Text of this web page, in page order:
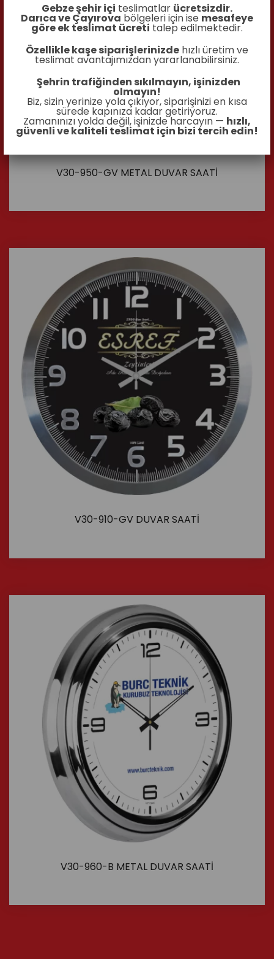
Gebze şehir içi teslimatlar ücretsizdir.
Darıca ve Çayırova bölgeleri için ise mesafeye
göre ek teslimat ücreti talep edilmektedir.
Özellikle kaşe siparişlerinizde hızlı üretim ve
teslimat avantajımızdan yararlanabilirsiniz.
Şehrin trafiğinden sıkılmayın, işinizden
olmayın!
Biz, sizin yerinize yola çıkıyor, siparişinizi en kısa
sürede kapınıza kadar getiriyoruz.
Zamanınızı yolda değil, işinizde harcayın — hızlı,
güvenli ve kaliteli teslimat için bizi tercih edin!
V30-950-GV METAL DUVAR SAATİ
V30-910-GV DUVAR SAATİ
V30-960-B METAL DUVAR SAATİ